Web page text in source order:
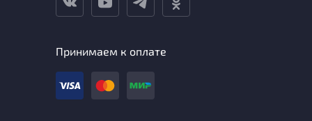
Принимаем к оплате